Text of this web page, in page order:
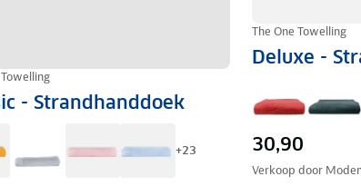
- Strandhanddoek
+23
The One Towelling
Deluxe -
30,90
Verkoop door